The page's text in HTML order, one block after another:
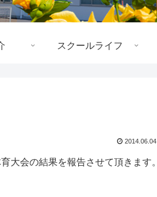
スクールライフ
2014.06.04
大会の結果を報告させて頂きます。